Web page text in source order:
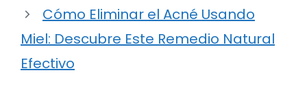
Cómo Eliminar el Acné Usando
Miel: Descubre Este Remedio Natural
Efectivo